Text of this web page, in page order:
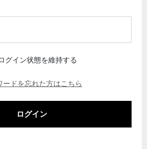
グイン状態を維持する
ードを忘れた方はこちら
ログイン